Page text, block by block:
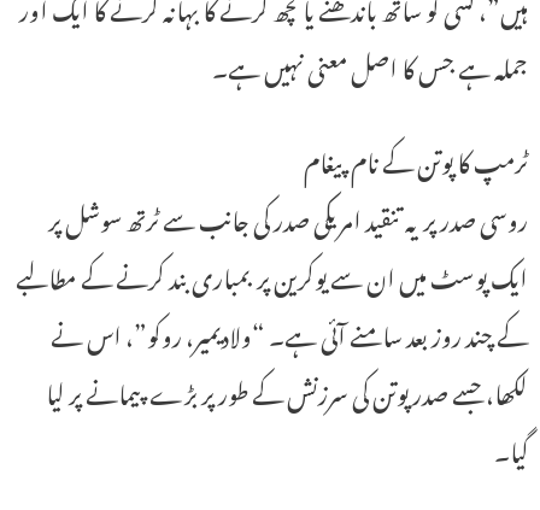
جملہ ہے جس کا اصل معنی نہیں ہے۔
ٹرمپ کا پوتن کے نام پیغام
روسی صدر پر یہ تنقید امریکی صدر کی جانب سے ٹرتھ سوشل پر
ایک پوسٹ میں ان سے یوکرین پر بمباری بند کرنے کے مطالبے
کے چند روز بعد سامنے آئی ہے۔ “ولادیمیر، روکو”، اس نے
لکھا، جسے صدر پوتن کی سرزنش کے طور پر بڑے پیمانے پر لیا
گیا۔